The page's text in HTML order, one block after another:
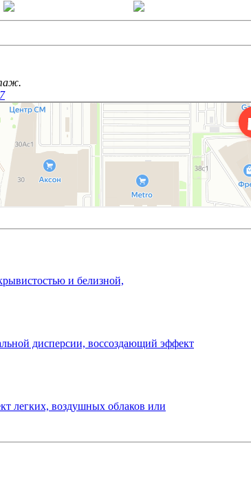
и белизной,
дисперсии, воссоздающий эффект
легких, воздушных облаков или